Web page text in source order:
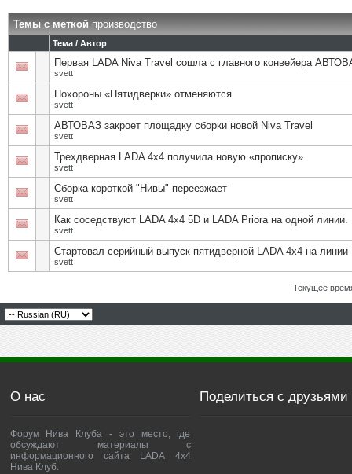
Темы с меткойпроизводство
Тема / Автор
Первая LADA Niva Travel сошла с главного конвейера
svett
Похороны «Пятидверки» отменяются
svett
АВТОВАЗ закроет площадку сборки новой Niva Travel
svett
Трехдверная LADA 4x4 получила новую «прописку»
svett
Сборка короткой "Нивы" переезжает
svett
Как соседствуют LADA 4x4 5D и LADA Priora на одной
svett
Стартовал серийный выпуск пятидверной LADA 4х4 на
svett
Текущее
О нас
Форум Нива Клуба - это место, где
обсуждают материалы с
информационного сайта LADA 4x4
Нива Клуб.
Поделиться с друзьями